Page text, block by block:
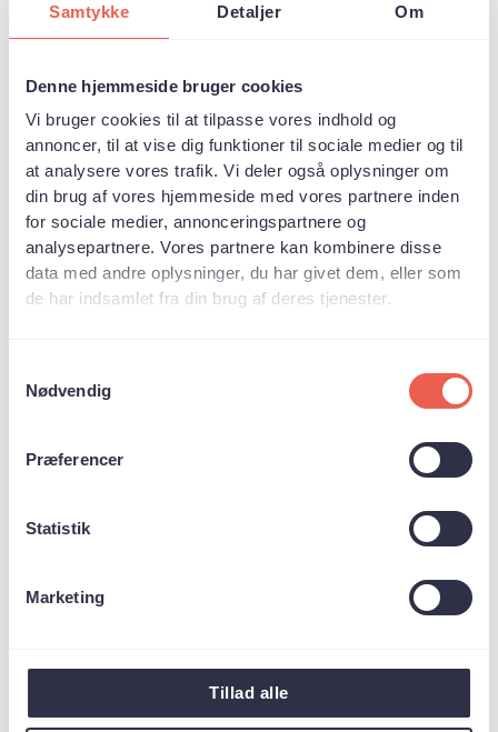
Samtykke Detaljer Om
Denne hjemmeside bruger cookies
Vi bruger cookies til at tilpasse vores indhold og
annoncer, til at vise dig funktioner til sociale medier og til
at analysere vores trafik. Vi deler også oplysninger om
din brug af vores hjemmeside med vores partnere inden
for sociale medier, annonceringspartnere og
analysepartnere. Vores partnere kan kombinere disse
data med andre oplysninger, du har givet dem, eller som
de har indsamlet fra din brug af deres tjenester.
Nødvendig
Præferencer
Statistik
Marketing
Tillad alle
daglige portioner af flavonoid-rige fødevarer –
aldringsrelaterede symptomer. Både mænd og
kvinder oplevede en målbar gevinst, men effekten
var tydeligst for kvinder.
Den omfattende undersøgelse bygger på data fra
62.743 kvinder og 23.687 mænd, som blev fulgt
over en periode på op til 24 år. Resultaterne
viser, at kvinder med det højeste indtag af
flavonoid-rige fødevarer havde:
15% lavere risiko for at udvikle
skrøbelighed
viser sig typisk som lav muskelstyrke, træthed,
langsom gang og utilsigtet vægttab – og øger
risikoen for sygdom og tab af selvstændighed.
12% lavere risiko for nedsat fysisk
begrænsninger i hverdagen, som fx besvær
med at gå, tage trapper eller løfte ting. Det
velbefindende og livskvalitet. Dårlig mental
sundhed kan omfatte nedtrykthed, uro,
udmattelse og lav livsglæde – og har stor